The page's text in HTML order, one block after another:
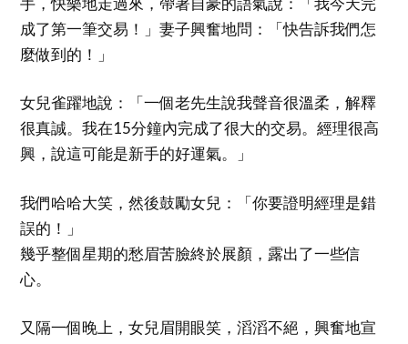
成了第一筆交易！」妻子興奮地問：「快告訴我們怎
麼做到的！」
女兒雀躍地說：「一個老先生說我聲音很溫柔，解釋
很真誠。我在15分鐘內完成了很大的交易。經理很高
興，說這可能是新手的好運氣。」
我們哈哈大笑，然後鼓勵女兒：「你要證明經理是錯
誤的！」
幾乎整個星期的愁眉苦臉終於展顏，露出了一些信
心。
又隔一個晚上，女兒眉開眼笑，滔滔不絕，興奮地宣